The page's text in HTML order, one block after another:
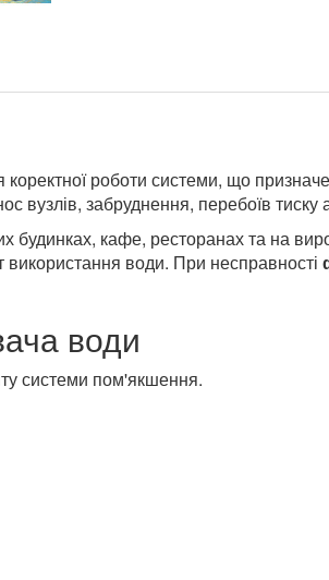
роботи системи, що
вузлів, забруднення, перебоїв тиску
кафе, ресторанах та на
води. При несправності
води
системи пом'якшення.